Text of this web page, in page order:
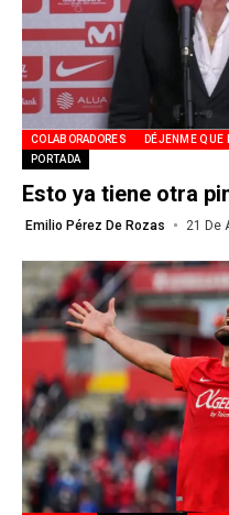
COLABORADORES DÉJENME QUE
PORTADA
Esto ya tiene otra
Emilio Pérez De Rozas 21 De